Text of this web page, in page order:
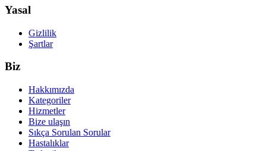
Yasal
Gizlilik
Şartlar
Biz
Hakkımızda
Kategoriler
Hizmetler
Bize ulaşın
Sıkça Sorulan Sorular
Hastalıklar